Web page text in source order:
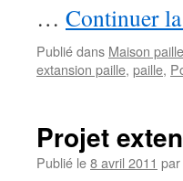
… Continuer
Publié dans Maison paille
extansion paille, paille,
Projet
Publié le8 avril 2011 par